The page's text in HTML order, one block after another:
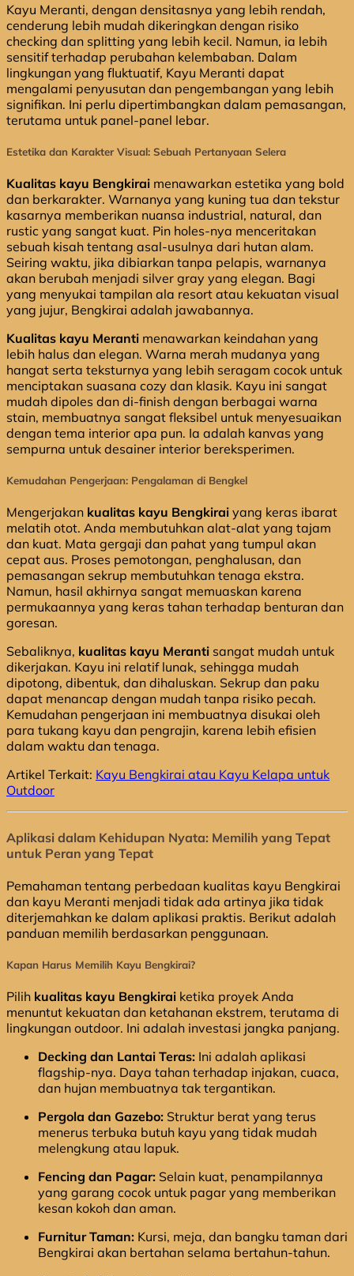
Kayu Meranti, dengan densitasnya yang lebih rendah,
cenderung lebih mudah dikeringkan dengan risiko
checking dan splitting yang lebih kecil. Namun, ia lebih
sensitif terhadap perubahan kelembaban. Dalam
lingkungan yang fluktuatif, Kayu Meranti dapat
mengalami penyusutan dan pengembangan yang lebih
signifikan. Ini perlu dipertimbangkan dalam pemasangan,
terutama untuk panel-panel lebar.
Estetika dan Karakter Visual: Sebuah Pertanyaan Selera
Kualitas kayu Bengkirai menawarkan estetika yang bold
dan berkarakter. Warnanya yang kuning tua dan tekstur
kasarnya memberikan nuansa industrial, natural, dan
rustic yang sangat kuat. Pin holes-nya menceritakan
sebuah kisah tentang asal-usulnya dari hutan alam.
Seiring waktu, jika dibiarkan tanpa pelapis, warnanya
akan berubah menjadi silver gray yang elegan. Bagi
yang menyukai tampilan ala resort atau kekuatan visual
yang jujur, Bengkirai adalah jawabannya.
Kualitas kayu Meranti menawarkan keindahan yang
lebih halus dan elegan. Warna merah mudanya yang
hangat serta teksturnya yang lebih seragam cocok untuk
menciptakan suasana cozy dan klasik. Kayu ini sangat
mudah dipoles dan di-finish dengan berbagai warna
stain, membuatnya sangat fleksibel untuk menyesuaikan
dengan tema interior apa pun. Ia adalah kanvas yang
sempurna untuk desainer interior bereksperimen.
Kemudahan Pengerjaan: Pengalaman di Bengkel
Mengerjakan kualitas kayu Bengkirai yang keras ibarat
melatih otot. Anda membutuhkan alat-alat yang tajam
dan kuat. Mata gergaji dan pahat yang tumpul akan
cepat aus. Proses pemotongan, penghalusan, dan
pemasangan sekrup membutuhkan tenaga ekstra.
Namun, hasil akhirnya sangat memuaskan karena
permukaannya yang keras tahan terhadap benturan dan
goresan.
Sebaliknya, kualitas kayu Meranti sangat mudah untuk
dikerjakan. Kayu ini relatif lunak, sehingga mudah
dipotong, dibentuk, dan dihaluskan. Sekrup dan paku
dapat menancap dengan mudah tanpa risiko pecah.
Kemudahan pengerjaan ini membuatnya disukai oleh
para tukang kayu dan pengrajin, karena lebih efisien
dalam waktu dan tenaga.
Artikel Terkait: Kayu Bengkirai atau Kayu Kelapa untuk
Outdoor
Aplikasi dalam Kehidupan Nyata: Memilih yang Tepat
untuk Peran yang Tepat
Pemahaman tentang perbedaan kualitas kayu Bengkirai
dan kayu Meranti menjadi tidak ada artinya jika tidak
diterjemahkan ke dalam aplikasi praktis. Berikut adalah
panduan memilih berdasarkan penggunaan.
Kapan Harus Memilih Kayu Bengkirai?
Pilih kualitas kayu Bengkirai ketika proyek Anda
menuntut kekuatan dan ketahanan ekstrem, terutama di
lingkungan outdoor. Ini adalah investasi jangka panjang.
Decking dan Lantai Teras: Ini adalah aplikasi
flagship-nya. Daya tahan terhadap injakan, cuaca,
dan hujan membuatnya tak tergantikan.
Pergola dan Gazebo: Struktur berat yang terus
menerus terbuka butuh kayu yang tidak mudah
melengkung atau lapuk.
Fencing dan Pagar: Selain kuat, penampilannya
yang garang cocok untuk pagar yang memberikan
kesan kokoh dan aman.
Furnitur Taman: Kursi, meja, dan bangku taman dari
Bengkirai akan bertahan selama bertahun-tahun.